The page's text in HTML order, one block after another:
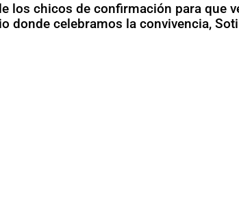
los chicos de confirmación para que
donde celebramos la convivencia,